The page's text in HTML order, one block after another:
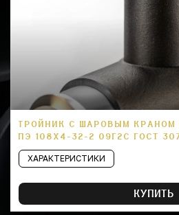
ТРОЙНИК С ШАРОВЫМ КРАНОМ
ПЭ 108Х4-32-2 09Г2С ГОСТ
ХАРАКТЕРИСТИКИ
КУПИТЬ